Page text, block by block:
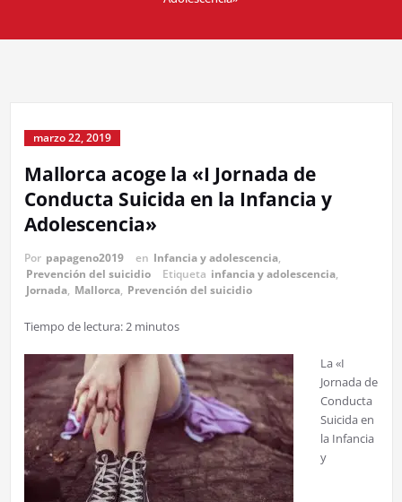
marzo 22, 2019
Mallorca acoge la «I Jornada de
Conducta Suicida en la Infancia y
Adolescencia»
Por papageno2019 en Infancia y adolescencia,
Prevención del suicidio
Etiqueta infancia y adolescencia,
Jornada, Mallorca, Prevención del suicidio
Tiempo de lectura: 2 minutos
La «I
Jornada de
Conducta
Suicida en
la Infancia
y